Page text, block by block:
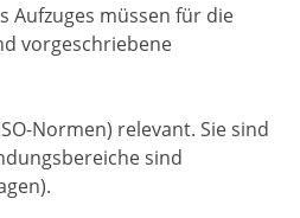
Aufzuges müssen für die
vorgeschriebene
Normen) relevant. Sie sind
sind